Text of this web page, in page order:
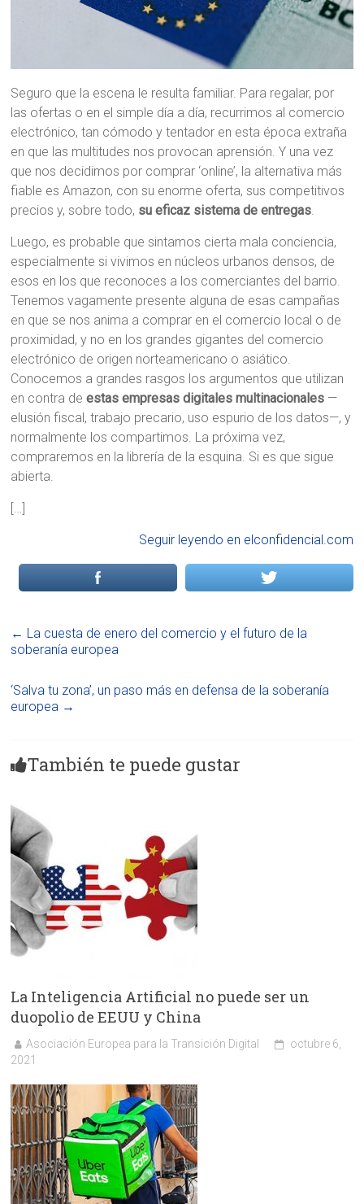
Seguro que la escena le resulta familiar. Para regalar, por
las ofertas o en el simple día a día, recurrimos al comercio
electrónico, tan cómodo y tentador en esta época extraña
en que las multitudes nos provocan aprensión. Y una vez
que nos decidimos por comprar ‘online’, la alternativa más
fiable es Amazon, con su enorme oferta, sus competitivos
precios y, sobre todo, su eficaz sistema de entregas.
Luego, es probable que sintamos cierta mala conciencia,
especialmente si vivimos en núcleos urbanos densos, de
esos en los que reconoces a los comerciantes del barrio.
Tenemos vagamente presente alguna de esas campañas
en que se nos anima a comprar en el comercio local o de
proximidad, y no en los grandes gigantes del comercio
electrónico de origen norteamericano o asiático.
Conocemos a grandes rasgos los argumentos que utilizan
en contra deestas empresas digitales multinacionales —
elusión fiscal, trabajo precario, uso espurio de los datos—, y
normalmente los compartimos. La próxima vez,
compraremos en la librería de la esquina. Si es que sigue
abierta.
[…]
Seguir leyendo en elconfidencial.com
← La cuesta de enero del comercio y el futuro de la
soberanía europea
‘Salva tu zona’, un paso más en defensa de la soberanía
europea →
También te puede gustar
La Inteligencia Artificial no puede ser un
duopolio de EEUU y China
Asociación Europea para la Transición Digital
octubre 6,
2021